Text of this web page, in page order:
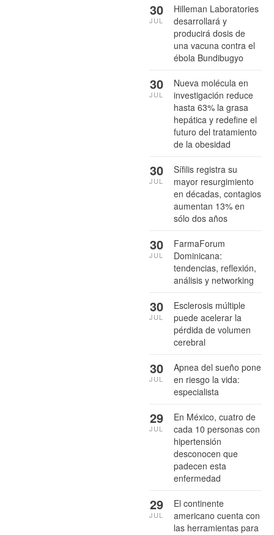
Hilleman Laboratories
desarrollará y
producirá dosis de
una vacuna contra el
ébola Bundibugyo
30
JUL
Nueva molécula en
investigación reduce
hasta 63% la grasa
hepática y redefine el
futuro del tratamiento
de la obesidad
30
JUL
Sífilis registra su
mayor resurgimiento
en décadas, contagios
aumentan 13% en
sólo dos años
30
JUL
FarmaForum
Dominicana:
tendencias, reflexión,
análisis y networking
30
JUL
Esclerosis múltiple
puede acelerar la
pérdida de volumen
cerebral
30
JUL
Apnea del sueño pone
en riesgo la vida:
especialista
30
JUL
En México, cuatro de
cada 10 personas con
hipertensión
desconocen que
padecen esta
enfermedad
29
JUL
El continente
americano cuenta con
las herramientas para
29
JUL